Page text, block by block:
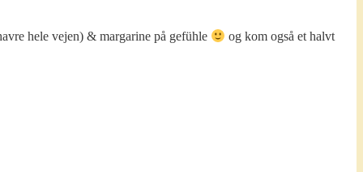
hele vejen) & margarine på gefühle
og kom også et halvt